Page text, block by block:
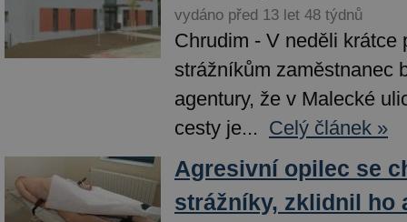
vydáno před 13 let 48 týdnů
Chrudim - V neděli krátce
strážníkům zaměstnanec
agentury, že v Malecké
cesty je... Celý článek »
Agresivní opilec se
strážníky, zklidnil ho